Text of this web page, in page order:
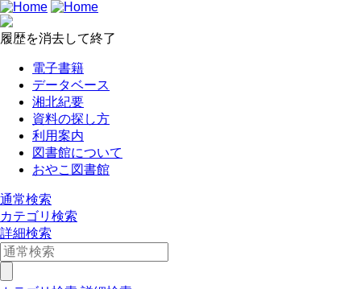
履歴を消去して終了
電子書籍
データベース
湘北紀要
資料の探し方
利用案内
図書館について
おやこ図書館
通常検索
カテゴリ検索
詳細検索